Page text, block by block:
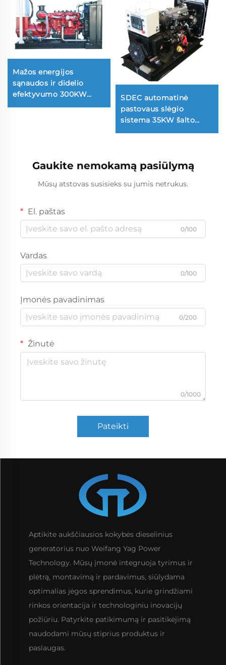
Mažos energijos
sąnaudos ir didelio
efektyvumo 300KW
SDEC automatinė
pastovaus slėgio
sistema 35KW šalto
Gaukite nemokamą pasiūlymą
Mūsų atstovas susisieks su jumis netrukus.
El. paštas
0/100
Vardas
0/100
Įmonės pavadinimas
0/200
Žinutė
0/1000
Pateikti
Aptikite aukščiausios kokybės dieselinius
generatorius nuo Weifang Yag Power
Technology. Mūsų įmonė integruoja tyrimus ir
plėtrą, montavimą ir pardavimus, siūlydama
optimalias jėgos sprendimus, kurie grindžiami
rinkos orientacija ir technologiniu inovacijų
požiūriu. Patyrkite patikimumą ir pasitikėjimą
naudodami mūsų stiprius produktus ir
paslaugas.